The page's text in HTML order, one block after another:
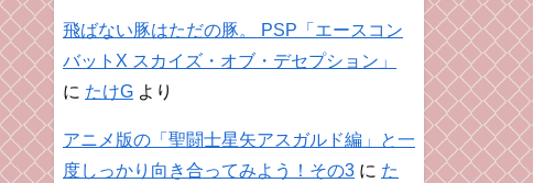
飛ばない豚はただの豚。 PSP「エースコン
バットX スカイズ・オブ・デセプション」
に たけG より
アニメ版の「聖闘士星矢アスガルド編」と一
度しっかり向き合ってみよう！その3 に た